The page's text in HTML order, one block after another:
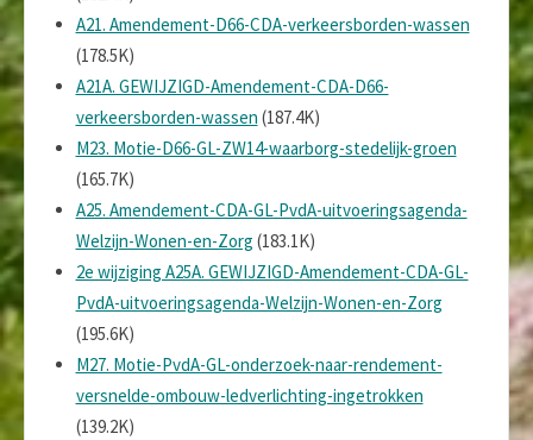
A21. Amendement-D66-CDA-verkeersborden-wassen
(178.5K)
A21A. GEWIJZIGD-Amendement-CDA-D66-
verkeersborden-wassen (187.4K)
M23. Motie-D66-GL-ZW14-waarborg-stedelijk-groen
(165.7K)
A25. Amendement-CDA-GL-PvdA-uitvoeringsagenda-
Welzijn-Wonen-en-Zorg (183.1K)
2e wijziging A25A. GEWIJZIGD-Amendement-CDA-GL-
PvdA-uitvoeringsagenda-Welzijn-Wonen-en-Zorg
(195.6K)
M27. Motie-PvdA-GL-onderzoek-naar-rendement-
versnelde-ombouw-ledverlichting-ingetrokken
(139.2K)